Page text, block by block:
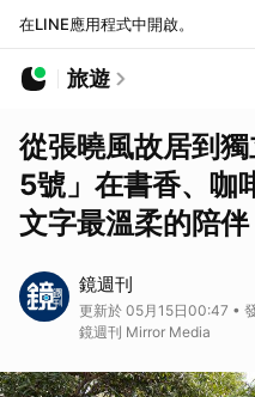
在LINE應用程式中開啟。
旅遊
從張曉風故居到
5號」在書香、
文字最溫柔的陪伴
鏡週刊
更新於 05月15日00:47 •
鏡週刊 Mirror Media